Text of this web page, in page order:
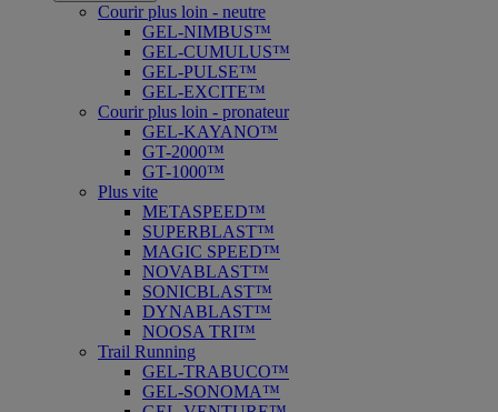
Courir plus loin - neutre
GEL-NIMBUS™
GEL-CUMULUS™
GEL-PULSE™
GEL-EXCITE™
Courir plus loin - pronateur
GEL-KAYANO™
GT-2000™
GT-1000™
Plus vite
METASPEED™
SUPERBLAST™
MAGIC SPEED™
NOVABLAST™
SONICBLAST™
DYNABLAST™
NOOSA TRI™
Trail Running
GEL-TRABUCO™
GEL-SONOMA™